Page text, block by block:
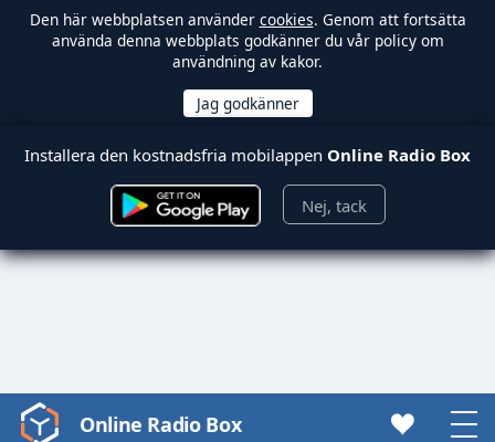
Den här webbplatsen använder cookies. Genom att fortsätta
använda denna webbplats godkänner du vår policy om
användning av kakor.
Installera den kostnadsfria mobilappen Online Radio Box
Nej, tack
Video
Online Radio Box